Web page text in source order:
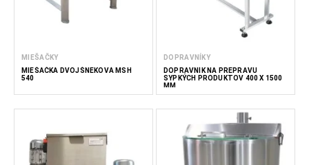
MIEŠAČKY
MIEŠAČKA DVOJŠNEKOVÁ MSH
540
DOPRAVNÍKY
DOPRAVNÍK NA PREPRAVU
SYPKÝCH PRODUKTOV 400 X 1500
MM